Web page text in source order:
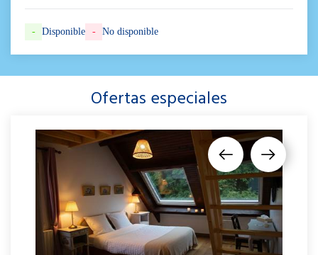
- Disponible - No disponible
Ofertas especiales